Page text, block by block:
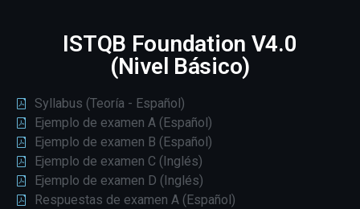
ISTQB Foundation V4.0
(Nivel Básico)
Syllabus (Teoría - Español)
Ejemplo de examen A (Español)
Ejemplo de examen B (Español)
Ejemplo de examen C (Inglés)
Ejemplo de examen D (Inglés)
Respuestas de examen A (Español)